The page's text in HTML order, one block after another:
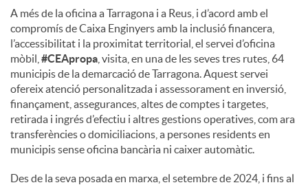
A més de la oficina a Tarragona i a Reus, i d’acord amb el
compromís de Caixa Enginyers amb la inclusió financera,
l’accessibilitat i la proximitat territorial, el servei d’oficina
mòbil, #CEApropa , visita, en una de les seves tres rutes, 64
municipis de la demarcació de Tarragona. Aquest servei
ofereix atenció personalitzada i assessorament en inversió,
finançament, assegurances, altes de comptes i targetes,
retirada i ingrés d’efectiu i altres gestions operatives, com ara
transferències o domiciliacions, a persones residents en
municipis sense oficina bancària ni caixer automàtic.
Des de la seva posada en marxa, el setembre de 2024, i fins al